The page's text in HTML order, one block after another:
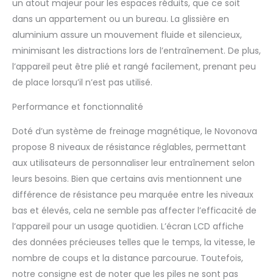
pleinement comprendre et développer
votre routine de remise en forme
personnalisée. L'entraînement au rameurs
d'appartement est un exercice aérobique
idéal qui permet d'exercer pleinement
toutes les parties du corps, en particulier
les bras, les épaules, les jambes et les
fesses. Taille de l'écran LCD du rameur
pliable appartement: 80 x 40 mm.
✮Détails parfaits: La selle ergonomique, la
poignée souple, la pédale large et la
conception de la sangle de pédale
garantissent la meilleure posture assise
et un exercice confortable et sûr en
utilisant ce rameur d'appartement. La
conception de commande magnétique
silencieuse du rameur musculation
garantit un environnement silencieux et
un faible bruit. Conception des pieds
antidérapants rend le rameur plus stable,
ferme et sans balancement au cours de
un atout majeur pour les espaces réduits, que ce soit
dans un appartement ou un bureau. La glissière en
aluminium assure un mouvement fluide et silencieux,
minimisant les distractions lors de l’entraînement. De plus,
l’appareil peut être plié et rangé facilement, prenant peu
de place lorsqu’il n’est pas utilisé.
Performance et fonctionnalité
Doté d’un système de freinage magnétique, le Novonova
propose 8 niveaux de résistance réglables, permettant
aux utilisateurs de personnaliser leur entraînement selon
leurs besoins. Bien que certains avis mentionnent une
différence de résistance peu marquée entre les niveaux
bas et élevés, cela ne semble pas affecter l’efficacité de
l’appareil pour un usage quotidien. L’écran LCD affiche
des données précieuses telles que le temps, la vitesse, le
nombre de coups et la distance parcourue. Toutefois,
notre consigne est de noter que les piles ne sont pas